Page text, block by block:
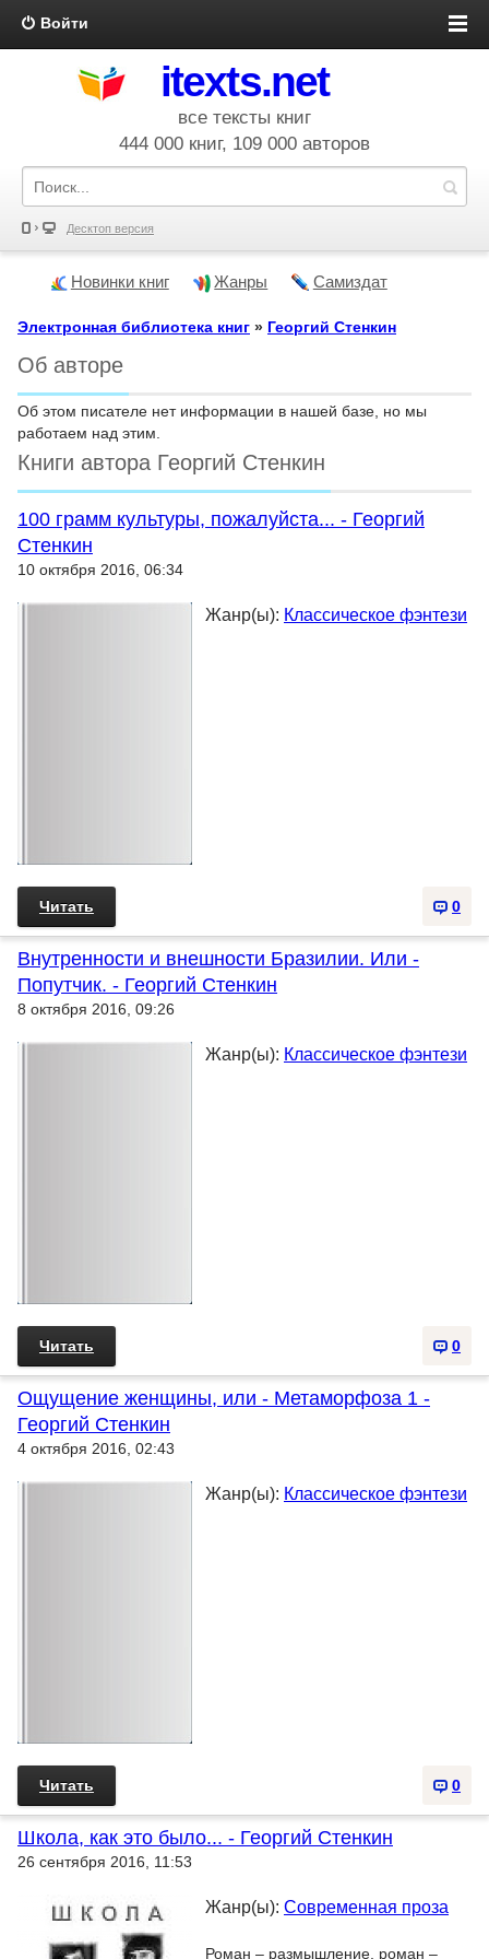
Войти
itexts.net
все тексты книг
444 000 книг, 109 000 авторов
Десктоп версия
Новинки книг Жанры Самиздат
Электронная библиотека книг » Георгий Стенкин
Об авторе
Об этом писателе нет информации в нашей базе, но мы
работаем над этим.
Книги автора Георгий Стенкин
100 грамм культуры, пожалуйста... - Георгий
Стенкин
10 октября 2016, 06:34
Жанр(ы): Классическое фэнтези
0
Читать
Внутренности и внешности Бразилии. Или -
Попутчик. - Георгий Стенкин
8 октября 2016, 09:26
Жанр(ы): Классическое фэнтези
0
Читать
Ощущение женщины, или - Метаморфоза 1 -
Георгий Стенкин
4 октября 2016, 02:43
Жанр(ы): Классическое фэнтези
0
Читать
Школа, как это было... - Георгий Стенкин
26 сентября 2016, 11:53
Жанр(ы): Современная проза
Роман – размышление, роман –